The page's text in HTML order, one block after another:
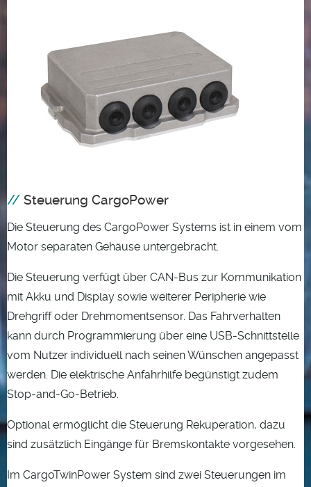
Steuerung CargoPower
Die Steuerung des CargoPower Systems ist in einem vom
Motor separaten Gehäuse untergebracht.
Die Steuerung verfügt über CAN-Bus zur Kommunikation
mit Akku und Display sowie weiterer Peripherie wie
Drehgriff oder Drehmomentsensor. Das Fahrverhalten
kann durch Programmierung über eine USB-Schnittstelle
vom Nutzer individuell nach seinen Wünschen angepasst
werden. Die elektrische Anfahrhilfe begünstigt zudem
Stop-and-Go-Betrieb.
Optional ermöglicht die Steuerung Rekuperation, dazu
sind zusätzlich Eingänge für Bremskontakte vorgesehen.
Im CargoTwinPower System sind zwei Steuerungen im